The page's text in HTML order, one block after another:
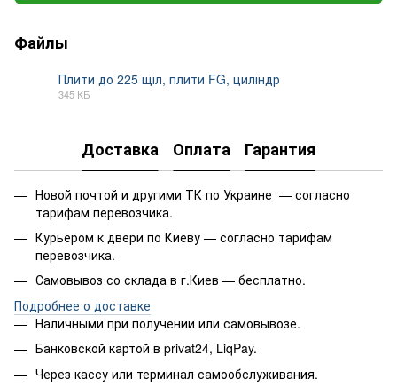
Файлы
Плити до 225 щіл, плити FG, циліндр
345 КБ
Доставка Оплата Гарантия
Новой почтой и другими ТК по Украине — согласно
тарифам перевозчика.
Курьером к двери по Киеву — согласно тарифам
перевозчика.
Самовывоз со склада в г.Киев — бесплатно.
Подробнее о доставке
Наличными при получении или самовывозе.
Банковской картой в privat24, LiqPay.
Через кассу или терминал самообслуживания.